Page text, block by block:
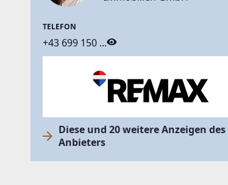
TELEFON
+43 699 150 ...
Diese und 20 weitere Anzeigen des
Anbieters